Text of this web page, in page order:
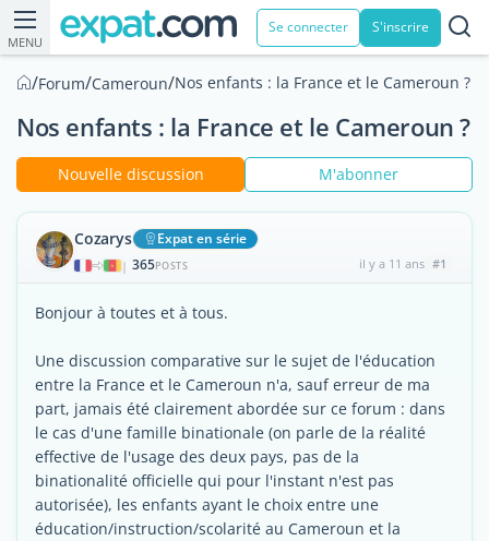
MENU
Se connecter S'inscrire
/Forum/Cameroun/Nos enfants : la France et le Cameroun ?
Nos enfants : la France et le Cameroun ?
Nouvelle discussion M'abonner
Cozarys Expat en série
| 365POSTS il y a 11 ans #1
Bonjour à toutes et à tous.
Une discussion comparative sur le sujet de l'éducation
entre la France et le Cameroun n'a, sauf erreur de ma
part, jamais été clairement abordée sur ce forum : dans
le cas d'une famille binationale (on parle de la réalité
effective de l'usage des deux pays, pas de la
binationalité officielle qui pour l'instant n'est pas
autorisée), les enfants ayant le choix entre une
éducation/instruction/scolarité au Cameroun et la